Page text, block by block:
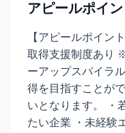
アピールポイン
【アピールポイン
取得支援制度あり
ーアップスパイラ
得を目指すことが
いとなります。 ・
たい企業 ・未経験